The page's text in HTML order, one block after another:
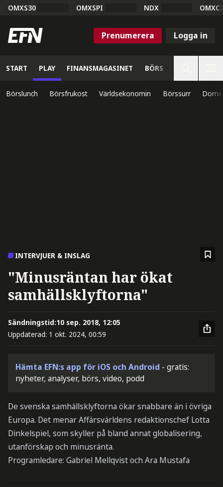
OMXS30 OMXSPI NDX
Prenumerera Logga in
START PLAY FINANSMAGASINET BÖRS
Börslunch Börsfrukost Världsekonomin Börssurr
INTERVJUER & INSLAG
"Minusräntan har ökat
samhällsklyftorna"
Sändningstid:10 sep. 2018, 12:05
Uppdaterad: 1 okt. 2024, 00:59
Hämta EFN:s app för iOS och Android - gratis:
nyheter, analyser, börs, video, podd
De svenska samhällsklyftorna ökar snabbare än i övriga
Europa. Det menar Affärsvärldens redaktionschef Lotta
Dinkelspiel, som skyller på bland annat globalisering,
utanförskap och minusränta.
Programledare: Gabriel Mellqvist och Ara Mustafa